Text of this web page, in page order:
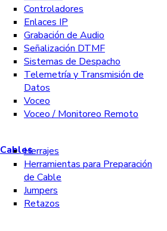
Controladores
Enlaces IP
Grabación de Audio
Señalización DTMF
Sistemas de Despacho
Telemetría y Transmisión de
Datos
Voceo
Voceo / Monitoreo Remoto
CablesHerrajes
Herramientas para Preparación
de Cable
Jumpers
Retazos